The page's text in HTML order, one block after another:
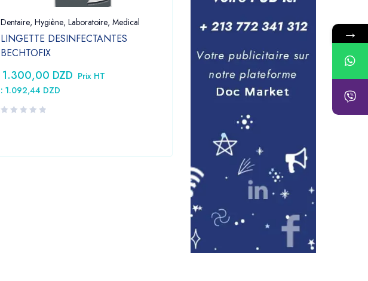
Dentaire, Hygiène, Laboratoire, Medical
LINGETTE DESINFECTANTES
BECHTOFIX
1.300,00 DZD Prix HT
: 1.092,44 DZD
Dentaire,Laboratoire ,Medical
1.555,00 DZD–
1.755,00DZD
→